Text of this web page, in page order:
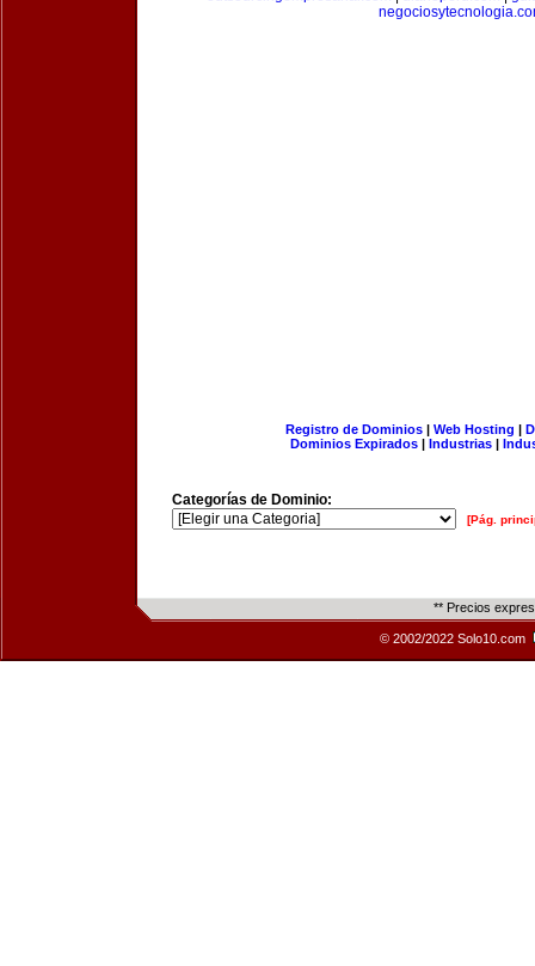
Registro de Dominios| Web Hosting |
Dominios Expirados | Industrias |
Categorías de Dominio:
[Pág.
** Precios
© 2002/2022 Solo10.com